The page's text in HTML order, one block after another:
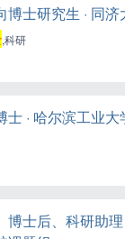
博士研究生 · 同
,科研
· 哈尔滨工业
博士后、科研助